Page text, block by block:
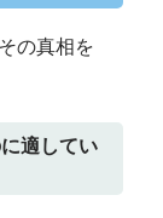
の真相を
適してい